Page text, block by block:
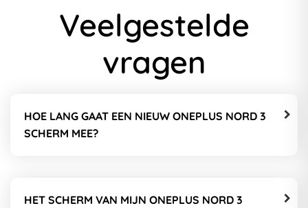
Veelgestelde
vragen
HOE LANG GAAT EEN NIEUW ONEPLUS NORD 3
SCHERM MEE?
HET SCHERM VAN MIJN ONEPLUS NORD 3